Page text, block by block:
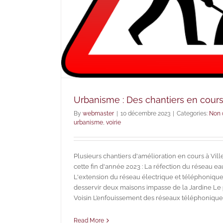
Urbanisme : Des chantiers en cours
By webmaster | 10 décembre 2023 | Categories: Non
urbanisme voirie
Plusieurs chantiers d'amélioration en cours à
cette fin d'année 2023 : La réfection du réseau
L'extension du réseau électrique et
desservir deux maisons impasse de la Jardine
Voisin L’enfouissement des réseaux
Read More